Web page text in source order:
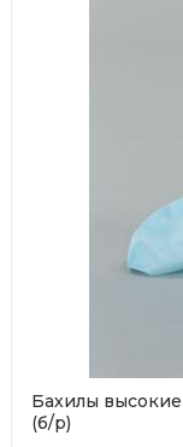
Бахилы
(б/р)